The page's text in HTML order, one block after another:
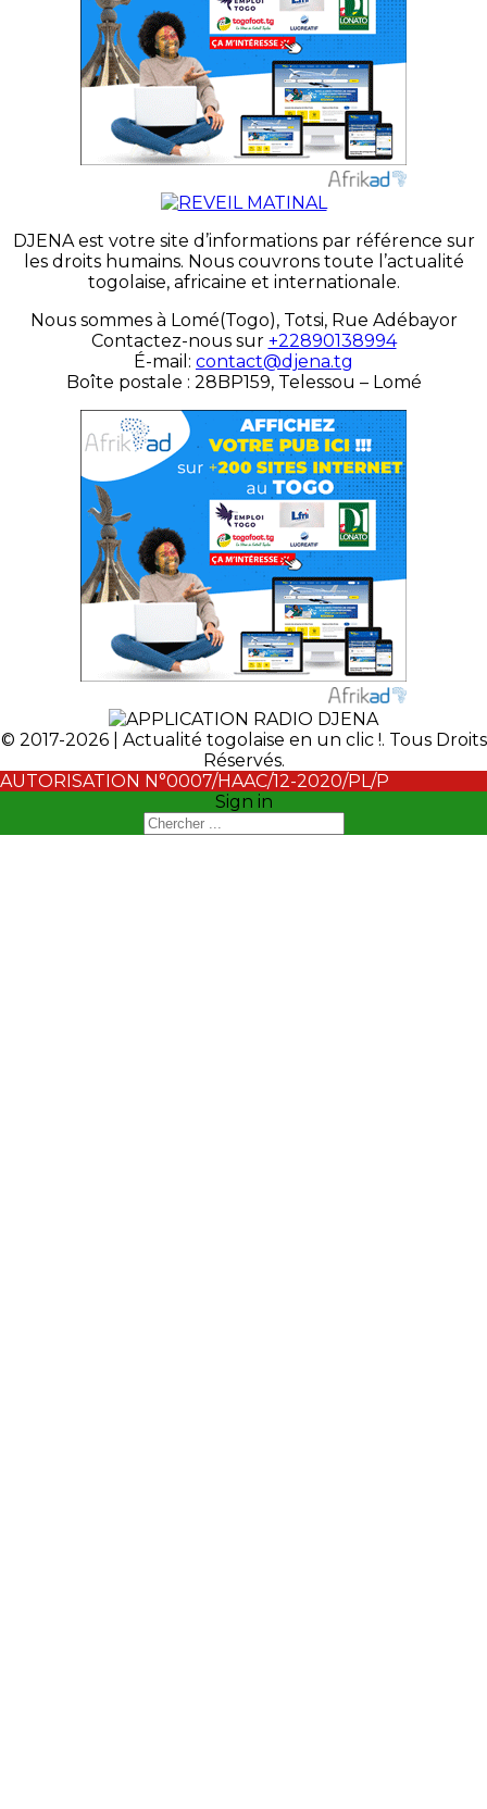
DJENA est votre site d’informations par référence sur
les droits humains. Nous couvrons toute l’actualité
togolaise, africaine et internationale.
Nous sommes à Lomé(Togo), Totsi, Rue Adébayor
Contactez-nous sur +22890138994
É-mail: contact@djena.tg
Boîte postale : 28BP159, Telessou – Lomé
© 2017-2026 | Actualité togolaise en un clic !. Tous Droits
Réservés.
AUTORISATION N°0007/HAAC/12-2020/PL/P
Sign in